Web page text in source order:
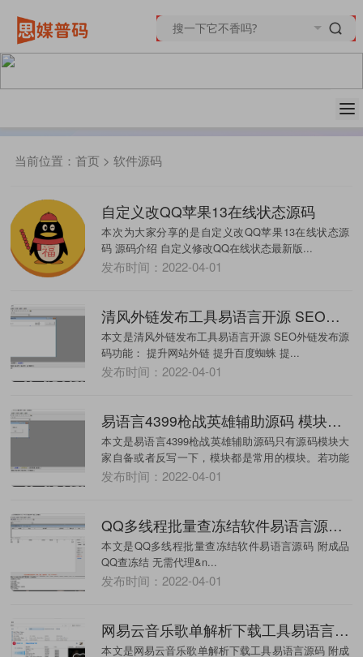
当前位置：首页 >软件源码
自定义改QQ苹果13在线状态源码
本次为大家分享的是自定义改QQ苹果13在线状态源
码 源码介绍 自定义修改QQ在线状态最新版...
发布时间：2022-04-01
清风外链发布工具易语言开源 SEO外链发布源码
本文是清风外链发布工具易语言开源 SEO外链发布源
码功能： 提升网站外链 提升百度蜘蛛 提...
发布时间：2022-04-01
易语言4399枪战英雄辅助源码 模块大家自备
本文是易语言4399枪战英雄辅助源码只有源码模块大
家自备或者反写一下，模块都是常用的模块。若功能
失效...
发布时间：2022-04-01
QQ多线程批量查冻结软件易语言源码 附成品
本文是QQ多线程批量查冻结软件易语言源码 附成品
QQ查冻结 无需代理&n...
发布时间：2022-04-01
网易云音乐歌单解析下载工具易语言源码 附成品
本文是网易云音乐歌单解析下载工具易语言源码 附成